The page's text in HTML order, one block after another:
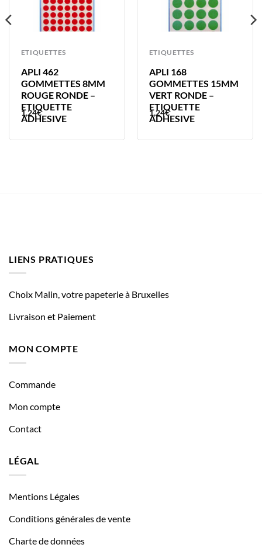
ETIQUETTES
APLI 462
GOMMETTES 8MM
ROUGE RONDE –
ETIQUETTE
ADHESIVE
1,24€
ETIQUETTES
APLI 168
GOMMETTES 15MM
VERT RONDE –
ETIQUETTE
ADHESIVE
1,24€
LIENS PRATIQUES
Choix Malin, votre papeterie à Bruxelles
Livraison et Paiement
MON COMPTE
Commande
Mon compte
Contact
LÉGAL
Mentions Légales
Conditions générales de vente
Charte de données